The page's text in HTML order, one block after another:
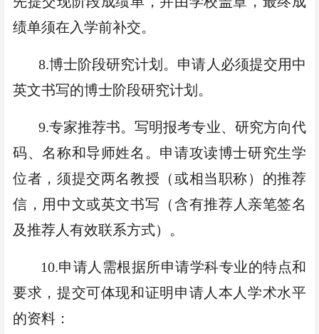
绩单须在入学前补交。
8.博士阶段研究计划。申请人必须提交用中
英文书写的博士阶段研究计划。
9.专家推荐书。写明报考专业、研究方向代
码、名称和导师姓名。申请攻读博士研究生学
位者，须提交两名教授 （或相当职称） 的推荐
信，用中文或英文书写（含有推荐人亲笔签名
及推荐人有效联系方式）。
10.申请人需根据所申请学科专业的特点和
要求，提交可体现和证明申请人 本人学术水平
的资料：